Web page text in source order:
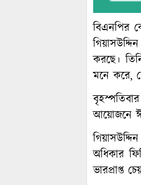
বিএনপির
করছে।
মনে করে,
আয়োজনে
অধিকার
ভারপ্রাপ্ত